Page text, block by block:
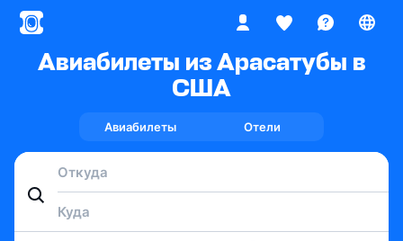
Авиабилеты из Арасатубы в
США
Авиабилеты Отели